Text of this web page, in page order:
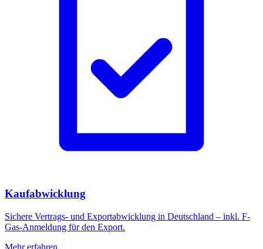
Kaufabwicklung
Sichere Vertrags- und Exportabwicklung in Deutschland – inkl. F-
Gas-Anmeldung für den Export.
Mehr erfahren